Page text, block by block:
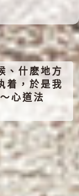
、什麽地方
着，於是我
心道法